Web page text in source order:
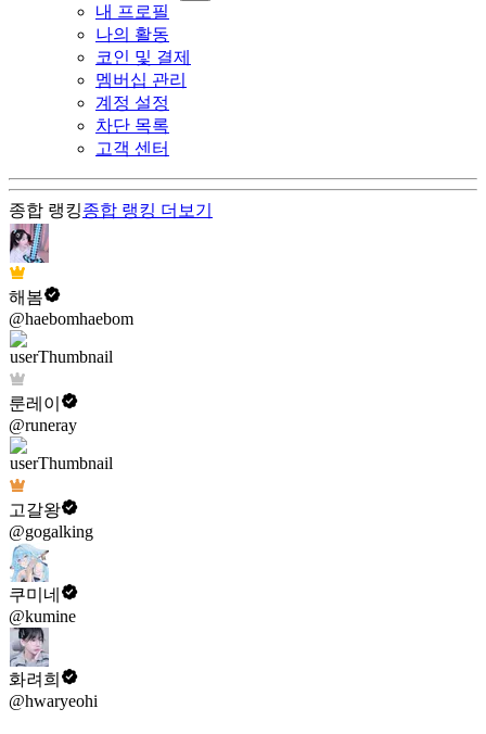
내 프로필
나의 활동
코인 및 결제
멤버십 관리
계정 설정
차단 목록
고객 센터
종합 랭킹종합 랭킹 더보기
해봄
@haebomhaebom
룬레이
@runeray
고갈왕
@gogalking
쿠미네
@kumine
화려희
@hwaryeohi